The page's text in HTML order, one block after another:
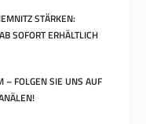
STÄRKEN:
SOFORT ERHÄLTLICH
– FOLGEN SIE UNS AUF